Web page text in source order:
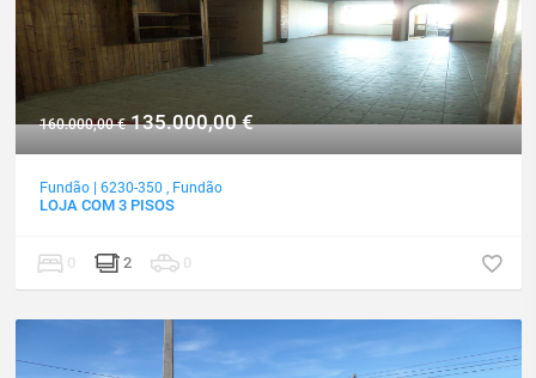
160.000,00€ 135.000,00€
Fundão | 6230-350 Fundão
LOJA COM 3 PISOS
0 2 0